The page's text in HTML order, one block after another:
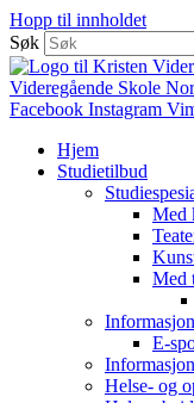
Hopp til innholdet
Søk
Facebook Instagram
Hjem
Studietilbud
Med
Med
E-
Helse- og